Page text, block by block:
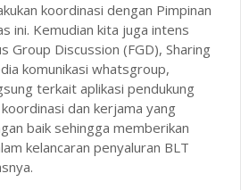
koordinasi dengan Pimpinan
ini. Kemudian kita juga intens
Group Discussion (FGD), Sharing
komunikasi whatsgroup,
terkait aplikasi pendukung
dan kerjama yang
baik sehingga memberikan
kelancaran penyaluran BLT